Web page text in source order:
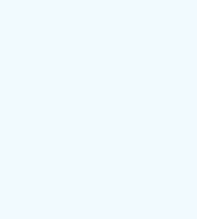
en
Amerika. Sluit af
de
op de